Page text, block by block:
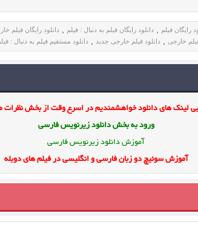
رایگان فیلم , دانلود رایگان فیلم به دنبال : فیلم , دانلود رایگان فیلم
خارجی , دانلود فیلم خارجی جدید , دانلود مستقیم فیلم به دنبال :
لینک های دانلود خواهشمندیم در اسرع وقت از بخش نظرات
ورود به بخش دانلود زیرنویس فارسی
آموزش دانلود زیرنویس فارسی
آموزش سوئیچ دو زبان فارسی و انگلیسی در فیلم های دوبله